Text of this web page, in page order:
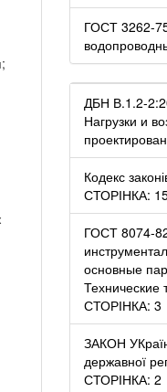
ГОСТ 3262-
ДБН В.1.2-
Нагрузки и
Кодекс
СТОРІНКА:
ГОСТ 8074-
основные
Технические
СТОРІНКА: 3
ЗАКОН
державної
СТОРІНКА: 2